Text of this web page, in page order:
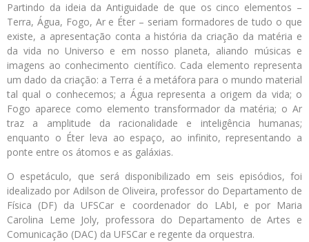
Partindo da ideia da Antiguidade de que os cinco elementos –
Terra, Água, Fogo, Ar e Éter – seriam formadores de tudo o que
existe, a apresentação conta a história da criação da matéria e
da vida no Universo e em nosso planeta, aliando músicas e
imagens ao conhecimento científico. Cada elemento representa
um dado da criação: a Terra é a metáfora para o mundo material
tal qual o conhecemos; a Água representa a origem da vida; o
Fogo aparece como elemento transformador da matéria; o Ar
traz a amplitude da racionalidade e inteligência humanas;
enquanto o Éter leva ao espaço, ao infinito, representando a
ponte entre os átomos e as galáxias.
O espetáculo, que será disponibilizado em seis episódios, foi
idealizado por Adilson de Oliveira, professor do Departamento de
Física (DF) da UFSCar e coordenador do LAbI, e por Maria
Carolina Leme Joly, professora do Departamento de Artes e
Comunicação (DAC) da UFSCar e regente da orquestra.